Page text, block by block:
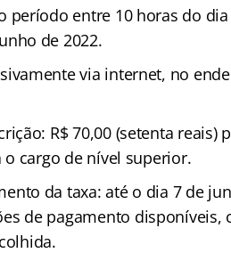
período entre 10 horas do
de 2022.
via internet, no
R$ 70,00 (setenta reais)
o cargo de nível superior.
da taxa: até o dia 7 de
de pagamento